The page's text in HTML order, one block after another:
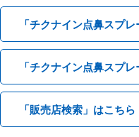
「チクナイン点鼻スプ
「チクナイン点鼻スプ
「販売店検索」はこちら